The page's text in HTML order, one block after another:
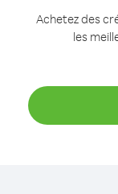
Achetez des
les